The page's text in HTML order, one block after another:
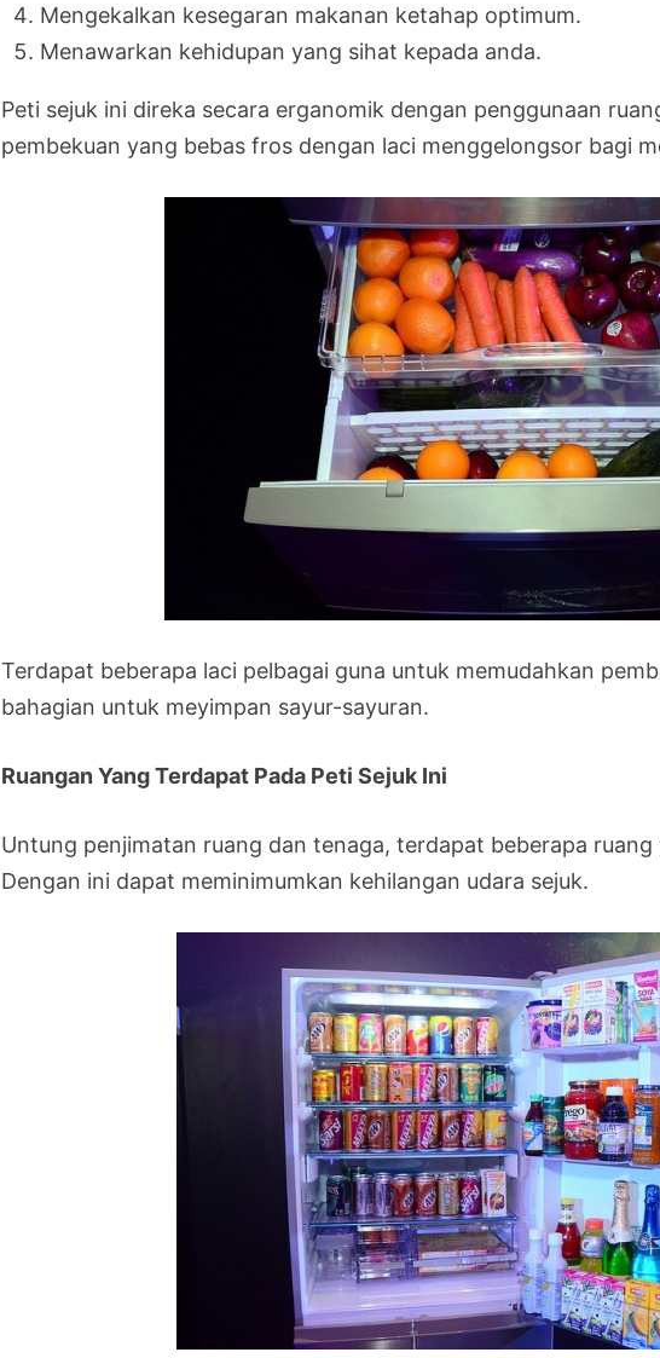
Mengekalkan kesegaran makanan ketahap optimum.
Menawarkan kehidupan yang sihat kepada anda.
Peti sejuk ini direka secara erganomik dengan penggunaan
pembekuan yang bebas fros dengan laci menggelongsor bagi
Terdapat beberapa laci pelbagai guna untuk memudahkan
bahagian untuk meyimpan sayur-sayuran.
Ruangan Yang Terdapat Pada Peti Sejuk Ini
Untung penjimatan ruang dan tenaga, terdapat beberapa
Dengan ini dapat meminimumkan kehilangan udara sejuk.